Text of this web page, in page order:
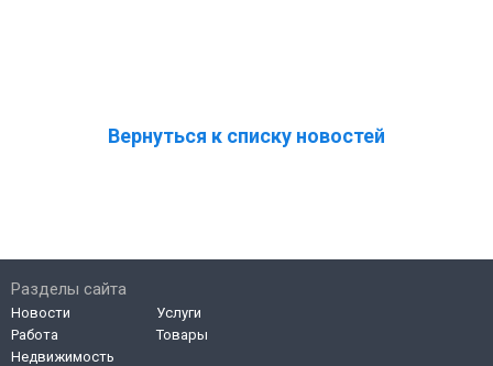
Вернуться к списку новостей
Разделы сайта
Новости
Работа
Недвижимость
Услуги
Товары